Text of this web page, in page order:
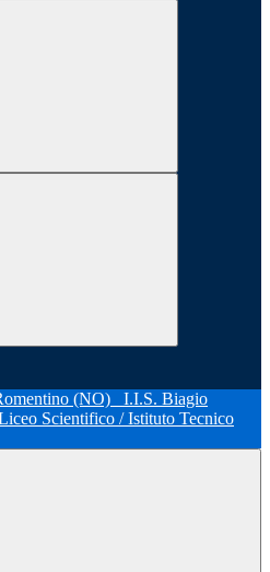
I.I.S. Biagio
Scientifico / Istituto Tecnico